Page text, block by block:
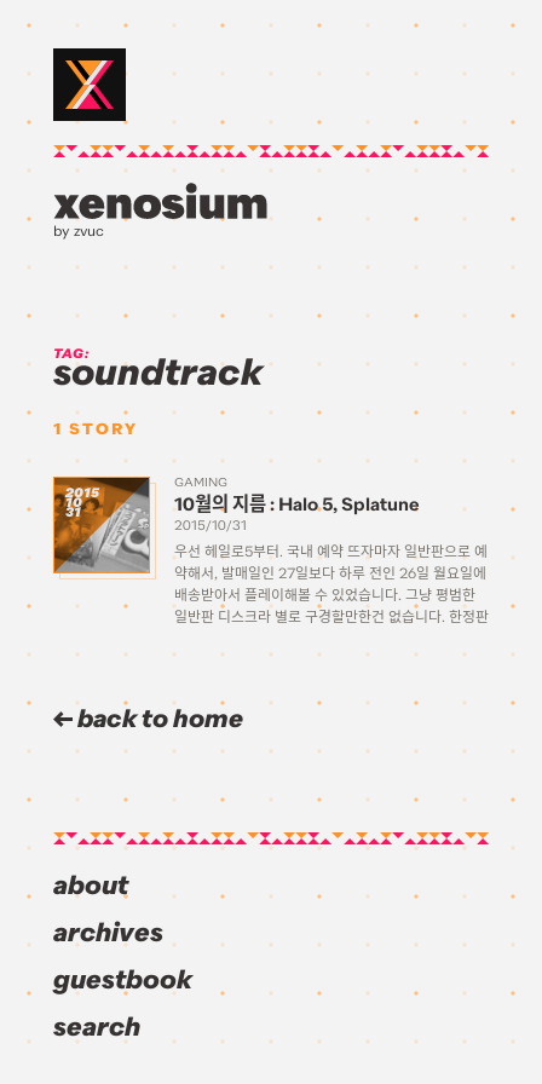
by zvuc
TAG:
soundtrack
1 STORY
2015
10
31
GAMING
10월의 지름 : Halo 5, Splatune
2015/10/31
우선 헤일로5부터. 국내 예약 뜨자마자 일반판으로 예
약해서, 발매일인 27일보다 하루 전인 26일 월요일에
배송받아서 플레이해볼 수 있었습니다. 그냥 평범한
일반판 디스크라 별로 구경할만한건 없습니다. 한정판
가 포함되어있지 않고 (다운로드코드) 가격이 너무 비
back to home
about
archives
guestbook
search